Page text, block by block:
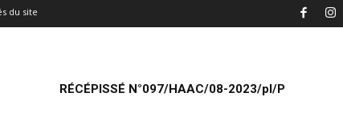
du site
RÉCÉPISSÉ N°097/HAAC/08-2023/pl/P